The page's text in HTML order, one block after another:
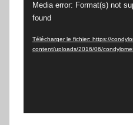
vidéo
Media error: Format(s) not
found
Télécharger le fichier: https://
content/uploads/2016/06/